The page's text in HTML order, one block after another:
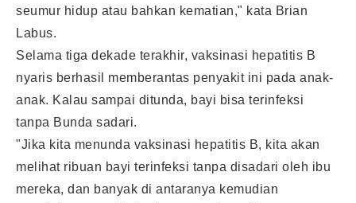
seumur hidup atau bahkan kematian," kata Brian
Labus.
Selama tiga dekade terakhir, vaksinasi hepatitis B
nyaris berhasil memberantas penyakit ini pada anak-
anak. Kalau sampai ditunda, bayi bisa terinfeksi
tanpa Bunda sadari.
"Jika kita menunda vaksinasi hepatitis B, kita akan
melihat ribuan bayi terinfeksi tanpa disadari oleh ibu
mereka, dan banyak di antaranya kemudian